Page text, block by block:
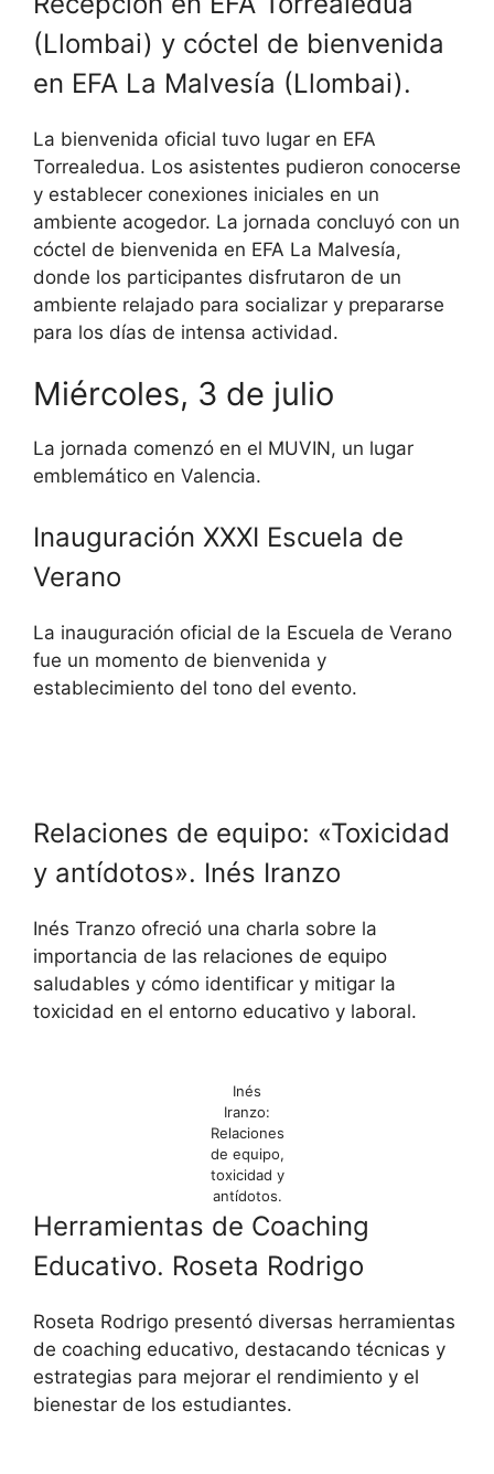
(Llombai) y cóctel de bienvenida
en EFA La Malvesía (Llombai).
La bienvenida oficial tuvo lugar en EFA
Torrealedua. Los asistentes pudieron conocerse
y establecer conexiones iniciales en un
ambiente acogedor. La jornada concluyó con un
cóctel de bienvenida en EFA La Malvesía,
donde los participantes disfrutaron de un
ambiente relajado para socializar y prepararse
para los días de intensa actividad.
Miércoles, 3 de julio
La jornada comenzó en el MUVIN, un lugar
emblemático en Valencia.
Inauguración XXXI Escuela de
Verano
La inauguración oficial de la Escuela de Verano
fue un momento de bienvenida y
establecimiento del tono del evento.
Relaciones de equipo: «Toxicidad
y antídotos». Inés Iranzo
Inés Tranzo ofreció una charla sobre la
importancia de las relaciones de equipo
saludables y cómo identificar y mitigar la
toxicidad en el entorno educativo y laboral.
Inés
Iranzo:
Relaciones
de equipo,
toxicidad y
antídotos.
Herramientas de Coaching
Educativo. Roseta Rodrigo
Roseta Rodrigo presentó diversas herramientas
de coaching educativo, destacando técnicas y
estrategias para mejorar el rendimiento y el
bienestar de los estudiantes.